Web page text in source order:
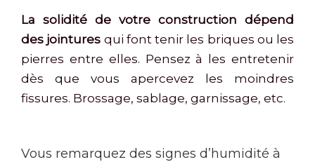
La solidité de votre construction dépend
des jointures qui font tenir les briques ou les
pierres entre elles. Pensez à les entretenir
dès que vous apercevez les moindres
fissures. Brossage, sablage, garnissage, etc.
Vous remarquez des signes d’humidité à